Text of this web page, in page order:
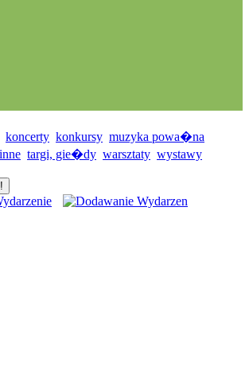
koncerty konkursy muzyka powa�na
targi, gie�dy warsztaty wystawy